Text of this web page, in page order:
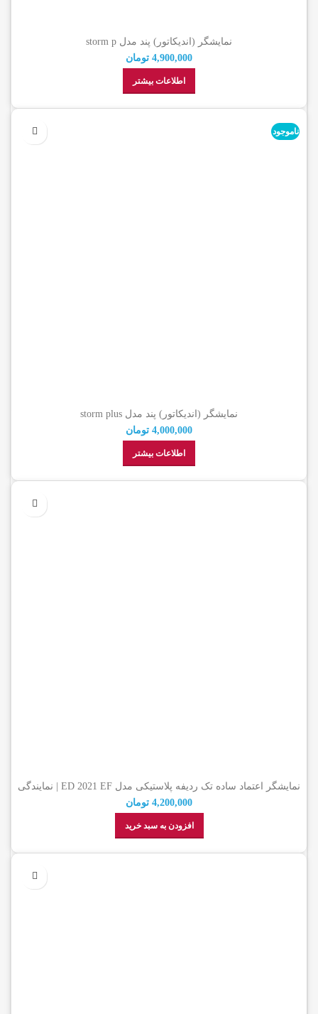
نمایشگر (اندیکاتور) پند مدل storm p
4,900,000 تومان
اطلاعات بیشتر
ناموجود
نمایشگر (اندیکاتور) پند مدل storm plus
4,000,000 تومان
اطلاعات بیشتر
نمایشگر اعتماد ساده تک ردیفه پلاستیکی مدل ED 2021 EF | نمایندگی
رسمی اعتماد
4,200,000 تومان
افزودن به سبد خرید